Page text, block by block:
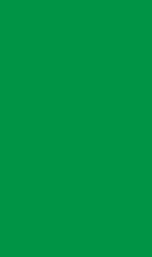
बताउँदै उनले
आह्वान
भन्ने नेकपाको